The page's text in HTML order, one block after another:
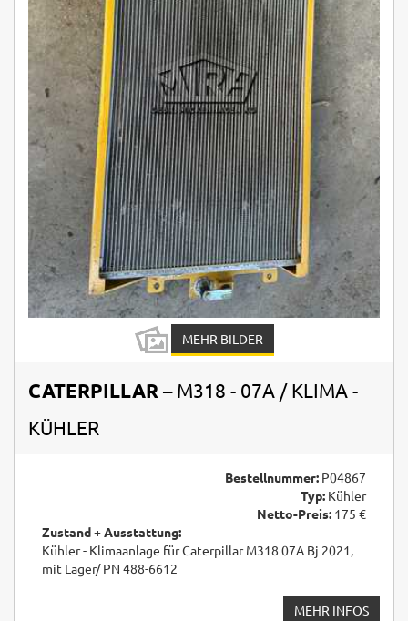
MEHR BILDER
CATERPILLAR – M318 - 07A / KLIMA -
KÜHLER
Bestellnummer: P04867
Typ: Kühler
Netto-Preis: 175 €
Zustand + Ausstattung:
Kühler - Klimaanlage für Caterpillar M318 07A Bj 2021,
mit Lager/ PN 488-6612
MEHR INFOS